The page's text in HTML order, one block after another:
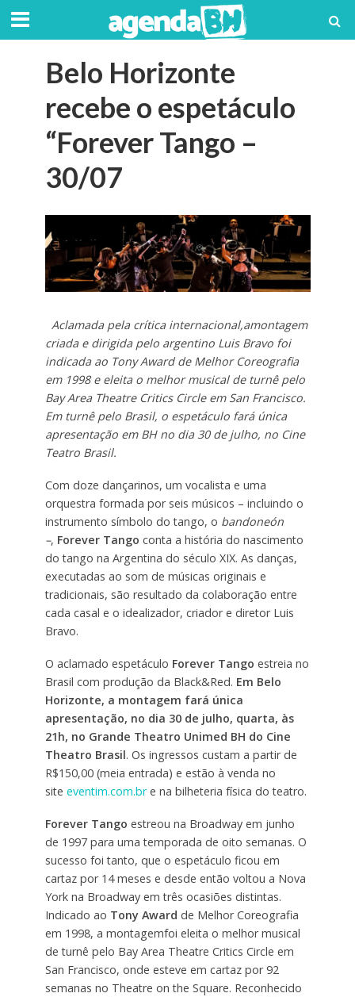
Belo Horizonte
recebe o espetáculo
“Forever Tango –
30/07
Aclamada pela crítica internacional,amontagem
criada e dirigida pelo argentino Luis Bravo foi
indicada ao Tony Award de Melhor Coreografia
em 1998 e eleita o melhor musical de turnê pelo
Bay Area Theatre Critics Circle em San Francisco.
Em turnê pelo Brasil, o espetáculo fará única
apresentação em BH no dia 30 de julho, no Cine
Teatro Brasil.
Com doze dançarinos, um vocalista e uma
orquestra formada por seis músicos – incluindo o
instrumento símbolo do tango, o bandoneón
–, Forever Tango conta a história do nascimento
do tango na Argentina do século XIX. As danças,
executadas ao som de músicas originais e
tradicionais, são resultado da colaboração entre
cada casal e o idealizador, criador e diretor Luis
Bravo.
O aclamado espetáculo Forever Tango estreia no
Brasil com produção da Black&Red. Em Belo
Horizonte, a montagem fará única
apresentação, no dia 30 de julho, quarta, às
21h, no Grande Theatro Unimed BH do Cine
Theatro Brasil. Os ingressos custam a partir de
R$150,00 (meia entrada) e estão à venda no
site eventim.com.bre na bilheteria física do teatro.
Forever Tango estreou na Broadway em junho
de 1997 para uma temporada de oito semanas. O
sucesso foi tanto, que o espetáculo ficou em
cartaz por 14 meses e desde então voltou a Nova
York na Broadway em três ocasiões distintas.
Indicado ao Tony Award de Melhor Coreografia
em 1998, a montagemfoi eleita o melhor musical
de turnê pelo Bay Area Theatre Critics Circle em
San Francisco, onde esteve em cartaz por 92
semanas no Theatre on the Square. Reconhecido